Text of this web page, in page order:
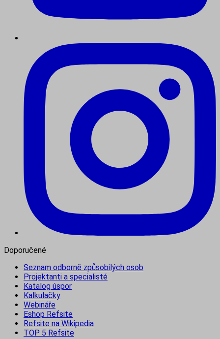
Doporučené
Seznam odborně způsobilých osob
Projektanti a specialisté
Katalog úspor
Kalkulačky
Webináře
Eshop Refsite
Refsite na Wikipedia
TOP 5 Refsite